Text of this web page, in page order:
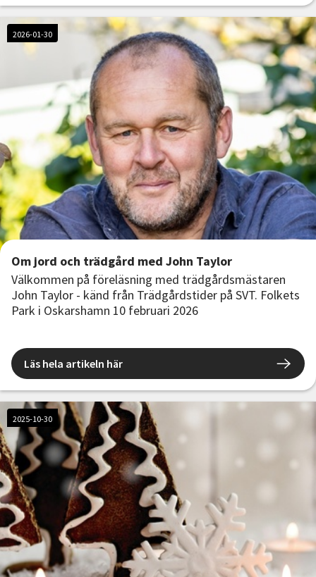
2026-01-30
Om jord och trädgård med John Taylor
Välkommen på föreläsning med trädgårdsmästaren
John Taylor - känd från Trädgårdstider på SVT. Folkets
Park i Oskarshamn 10 februari 2026
Läs hela artikeln här
2025-10-30